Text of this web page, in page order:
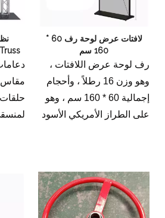
تسوق
حلقات
لافتات عرض لوحة رف 60 *
160 سم
رف لوحة عرض اللافتات ،
وهو وزن 16 رطلاً ، وأحجام
إجمالية 60 * 160 سم ، وهو
على الطراز الأمريكي الأسود